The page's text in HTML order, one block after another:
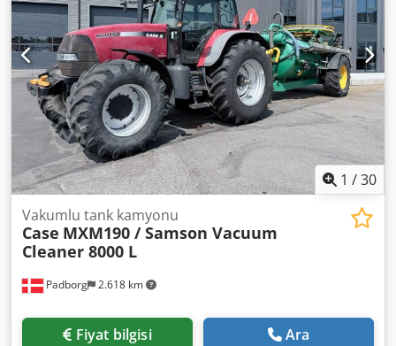
1 /30
Padborg 2.618 km
Vakumlu tank kamyonu
Case MXM190 / Samson Vacuum
Cleaner 8000 L
Fiyat bilgisi Ara